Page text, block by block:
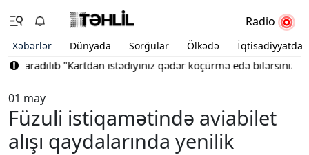
Radio
Xəbərlər Dünyada Sorğular Ölkədə İqtisadiyyatda
"Kartdan istədiyiniz qədər köçürmə edə bilərsiniz"
01 may
Füzuli istiqamətində aviabilet
alışı qaydalarında yenilik